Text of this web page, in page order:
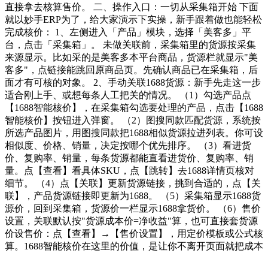
直接拿去核算售价。 二、操作入口：一切从采集箱开始 下面
就以妙手ERP为了，给大家演示下实操，新手跟着做也能轻松
完成核价： 1、左侧进入「产品」模块，选择「美客多」平
台，点击「采集箱」。 未做关联前，采集箱里的货源按采集
来源显示。比如采的是美客多本平台商品，货源栏就显示"美
客多"，点链接能跳回原商品页。先确认商品已在采集箱，后
面才有可核的对象。 2、手动关联1688货源：新手先走这一步
适合刚上手、或想每条人工把关的情况。 （1）勾选产品点
【1688智能核价】，在采集箱勾选要处理的产品，点击【1688
智能核价】按钮进入弹窗。 （2）图搜同款匹配货源，系统按
所选产品图片，用图搜同款把1688相似货源拉进列表。你可设
相似度、价格、销量，决定按哪个优先排序。 （3）看进货
价、复购率、销量，每条货源都能直看进货价、复购率、销
量。点【查看】看具体SKU，点【跳转】去1688详情页核对
细节。 （4）点【关联】更新货源链接，挑到合适的，点【关
联】，产品货源链接即更新为1688。 （5）采集箱显示1688货
源价，回到采集箱，货源价一栏显示1688拿货价。 （6）售价
设置，关联默认按"货源成本价=净收益"算，也可直接套货源
价设售价：点【查看】→【售价设置】，用定价模板或公式核
算。1688智能核价在这里的价值，是让你不离开页面就把成本